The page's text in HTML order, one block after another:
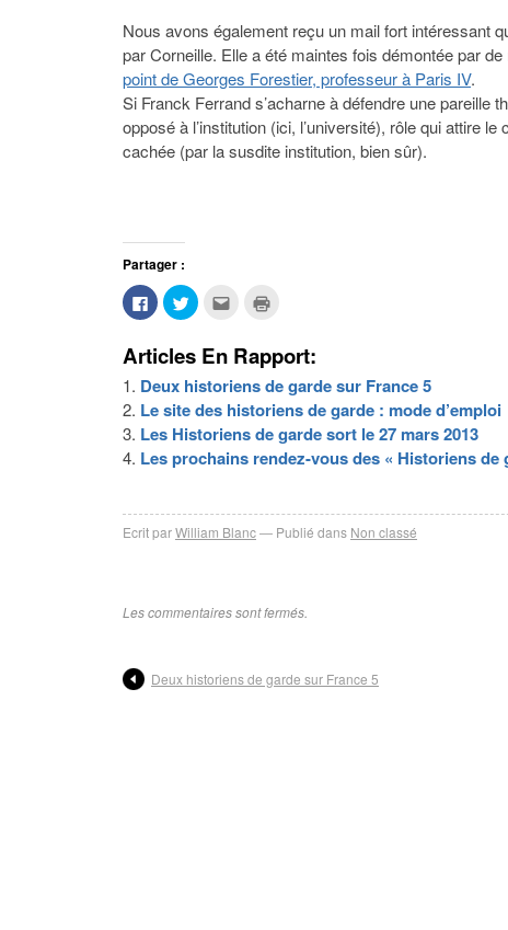
Nous avons également reçu un mail fort intéressant
par Corneille. Elle a été maintes fois démontée par
point de Georges Forestier, professeur à Paris IV.
Si Franck Ferrand s’acharne à défendre une pareille
opposé à l’institution (ici, l’université), rôle qui attire
cachée (par la susdite institution, bien sûr).
Partager :
Cliquez
pour
partager
Facebook(ouvre
dans
nouvelle
fenêtre)
Cliquez
pour
Twitter(ouvre
dans
une
nouvelle
fenêtre)
Cliquez
pour
e-
mail
à
un
ami(ouvre
dans
une
nouvelle
fenêtre)
une
nouvelle
fenêtre)
Articles En Rapport:
Deux historiens de garde sur France 5
Le site des historiens de garde : mode d’emploi
Les Historiens de garde sort le 27 mars 2013
Les prochains rendez-vous des « Historiens de
Ecrit parWilliam Blanc Publié dans Non classé
Les commentaires sont fermés.
Deux historiens de garde sur France 5